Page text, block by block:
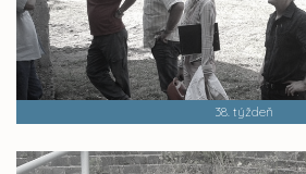
38. týždeň